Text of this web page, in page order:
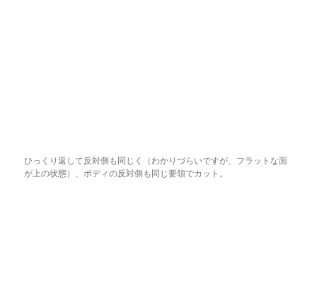
ひっくり返して反対側も同じく（わかりづらいですが、フラットな面
が上の状態）、ボディの反対側も同じ要領でカット。